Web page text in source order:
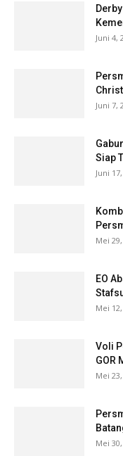
Juni 4,
Juni 7,
Siap
Juni
Mei
EO
Mei
Voli
GOR
Mei
Mei